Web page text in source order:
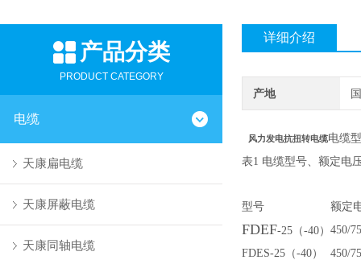
产品分类
PRODUCT CATEGORY
电缆
天康扁电缆
天康屏蔽电缆
天康同轴电缆
详细介绍
产地
风力发电抗扭转电缆电缆
表1 电缆型号、额定电
型号 额定
FDEF-25 （-40） 450/
FDES-25 （-40） 450/